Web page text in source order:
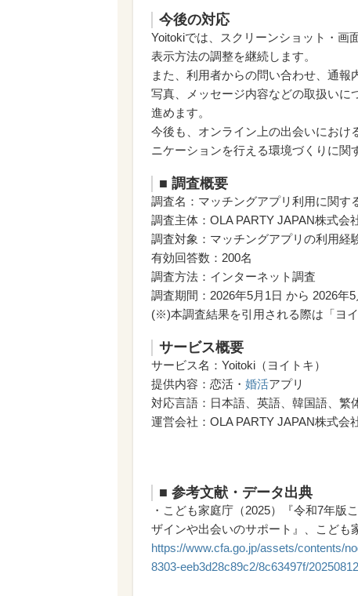
今後の対応
Yoitokiでは、スクリーンショット・画
表示方法の調整を継続します。
また、利用者からの問い合わせ、通報
写真、メッセージ内容などの取扱いに
進めます。
今後も、オンライン上の出会いにおけ
ニケーションを行える環境づくりに関
■ 調査概要
調査名：マッチングアプリ利用に関す
調査主体：OLA PARTY JAPAN株式会
調査対象：マッチングアプリの利用経
有効回答数：200名
調査方法：インターネット調査
調査期間：2026年5月1日 から 2026年5
(※)本調査結果を引用される際は「ヨ
サービス概要
サービス名：Yoitoki（ヨイトキ）
提供内容：恋活・ 婚活アプリ
対応言語：日本語、英語、韓国語、繁
運営会社：OLA PARTY JAPAN株式会
■ 参考文献・データ出典
・こども家庭庁（2025）『令和7年版
ザインや出会いのサポート』、こども
https://www.cfa.go.jp/assets/contents/
8303-eeb3d28c89c2/8c63497f/